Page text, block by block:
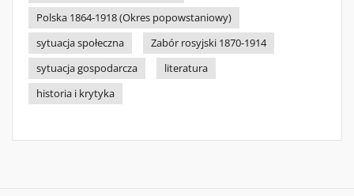
Polska 1864-1918 (Okres popowstaniowy)
sytuacja społeczna
Zabór rosyjski 1870-1914
sytuacja gospodarcza
literatura
historia i krytyka